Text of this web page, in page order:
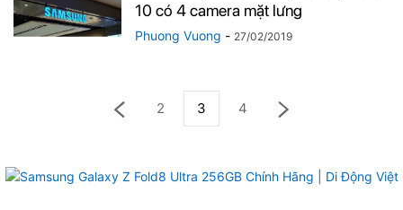
10 có 4 camera mặt lưng
Phuong Vuong - 27/02/2019
2 3 4